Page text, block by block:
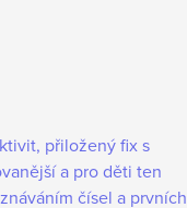
přiložený fix s
a pro děti ten
čísel a prvních